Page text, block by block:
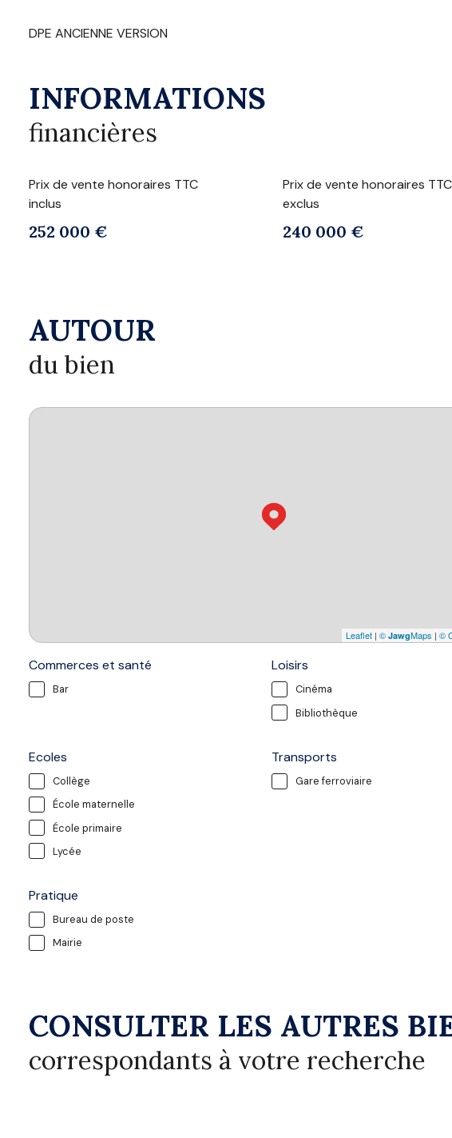
DPE ANCIENNE VERSION
INFORMATIONS
financières
Prix de vente honoraires TTC
inclus
252 000 €
Prix de vente honoraires TTC
exclus
240 000 €
AUTOUR
du bien
Leaflet | © JawgMaps | ©
Commerces et santé
Bar
Loisirs
Cinéma
Bibliothèque
Ecoles
Collège
École maternelle
École primaire
Lycée
Transports
Gare ferroviaire
Pratique
Bureau de poste
Mairie
CONSULTER LES AUTRES
correspondants à votre recherche